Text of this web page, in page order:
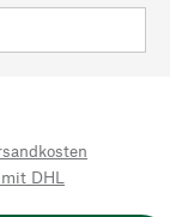
DHL